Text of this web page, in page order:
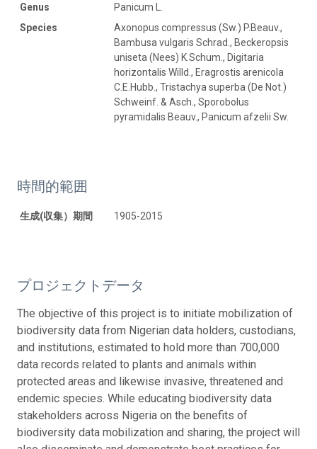
Genus
Panicum L.
Species
Axonopus compressus (Sw.) P.Beauv.,
Bambusa vulgaris Schrad., Beckeropsis
uniseta (Nees) K.Schum., Digitaria
horizontalis Willd., Eragrostis arenicola
C.E.Hubb., Tristachya superba (De Not.)
Schweinf. & Asch., Sporobolus
pyramidalis Beauv., Panicum afzelii Sw.
時間的範囲
生成(収集）期間 1905-2015
プロジェクトデータ
The objective of this project is to initiate mobilization of
biodiversity data from Nigerian data holders, custodians,
and institutions, estimated to hold more than 700,000
data records related to plants and animals within
protected areas and likewise invasive, threatened and
endemic species. While educating biodiversity data
stakeholders across Nigeria on the benefits of
biodiversity data mobilization and sharing, the project will